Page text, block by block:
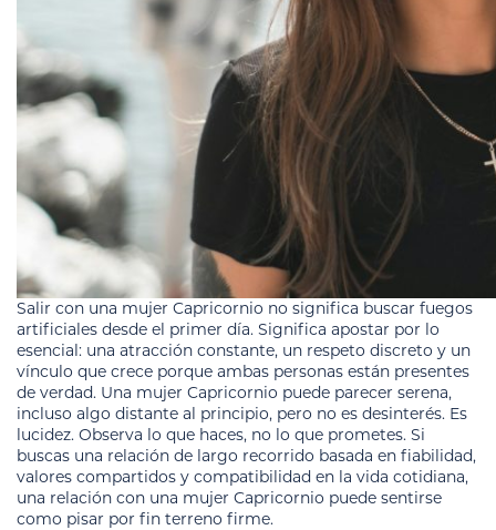
Salir con una mujer Capricornio no significa buscar fuegos
artificiales desde el primer día. Significa apostar por lo
esencial: una atracción constante, un respeto discreto y un
vínculo que crece porque ambas personas están presentes
de verdad. Una mujer Capricornio puede parecer serena,
incluso algo distante al principio, pero no es desinterés. Es
lucidez. Observa lo que haces, no lo que prometes. Si
buscas una relación de largo recorrido basada en fiabilidad,
valores compartidos y compatibilidad en la vida cotidiana,
una relación con una mujer Capricornio puede sentirse
como pisar por fin terreno firme.